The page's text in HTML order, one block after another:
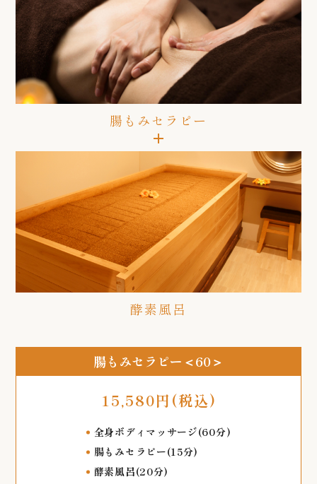
腸もみセラピー
酵素風呂
腸もみセラピー＜60＞
15,580円(税込)
全身ボディマッサージ(60分)
腸もみセラピー(15分)
酵素風呂(20分)